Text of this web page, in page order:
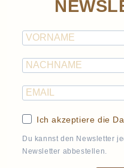
Ich akzeptiere die
Du kannst den Newsletter
Newsletter abbestellen.